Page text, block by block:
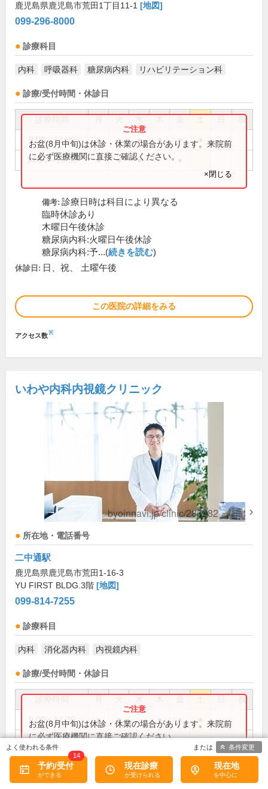
鹿児島県鹿児島市荒田1丁目11-1 [地図]
099-296-8000
診療科目
内科 呼吸器科 糖尿病内科 リハビリテーション科
診療/受付時間・休診日
祝
9:00～13:00 ● ● ● ● ●
14:00～18:30 ● ● ●
お盆(8月中旬)は休診・休業の場合があります。来院前
に必ず医療機関に直接ご確認ください。
×閉じる
備考: 診療日時は科目により異なる
臨時休診あり
木曜日午後休診
糖尿病内科:火曜日午後休診
糖尿病内科:予...(続きを読む)
休診日: 日、祝、 土曜午後
この医院の詳細をみる
アクセス数※
いわや内科内視鏡クリニック
所在地・電話番号
二中通駅
鹿児島県鹿児島市荒田1-16-3
YU FIRST BLDG.3階 [地図]
099-814-7255
診療科目
内科 消化器内科 内視鏡内科
診療/受付時間・休診日
祝
9:00～12:30 ● ● ● ●
14:00～17:00 ●
14:00～18:30 ● ● ●
お盆(8月中旬)は休診・休業の場合があります。来院前
に必ず医療機関に直接ご確認ください。
×閉じる
備考: 2022年6月10日新規開業です。
予約/受付
14
現在診療 現在地
条件変更